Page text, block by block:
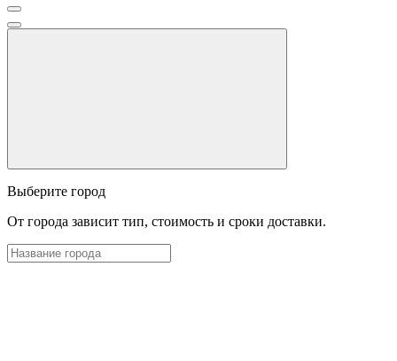
Выберите город
От города зависит тип, стоимость и сроки доставки.